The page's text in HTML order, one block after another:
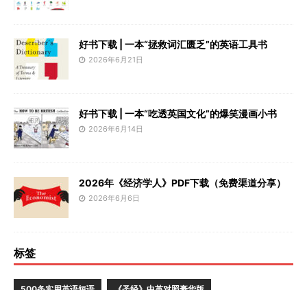
好书下载 | 一本“拯救词汇匮乏”的英语工具书
2026年6月21日
好书下载 | 一本“吃透英国文化”的爆笑漫画小书
2026年6月14日
2026年《经济学人》PDF下载（免费渠道分享）
2026年6月6日
标签